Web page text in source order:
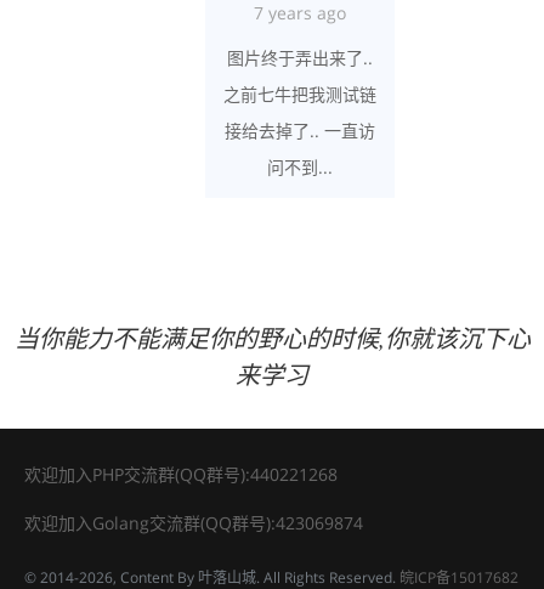
7 years ago
图片终于弄出来了..
之前七牛把我测试链
接给去掉了.. 一直访
问不到...
当你能力不能满足你的野心的时候,你就该沉下心
来学习
欢迎加入PHP交流群(QQ群号):440221268
欢迎加入Golang交流群(QQ群号):423069874
© 2014-2026, Content By 叶落山城. All Rights Reserved. 皖ICP备15017682